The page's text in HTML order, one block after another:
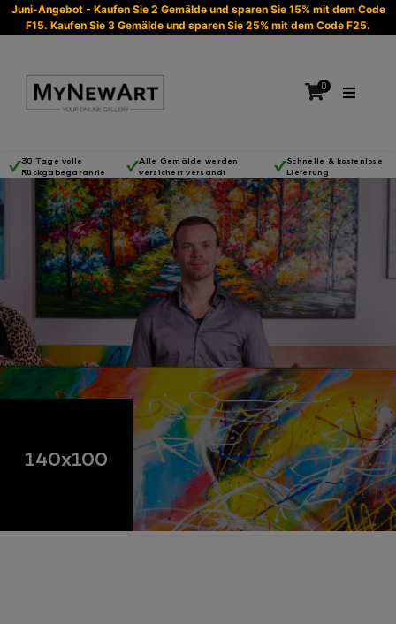
Juni-Angebot - Kaufen Sie 2 Gemälde und sparen Sie 15% mit dem Code
F15. Kaufen Sie 3 Gemälde und sparen Sie 25% mit dem Code F25.
0
Es befinden sich keine Produkte im Warenkorb.
30 Tage volle
Rückgabegarantie
Alle Gemälde werden
versichert versandt
Schnelle & kostenlose
Lieferung
140x100